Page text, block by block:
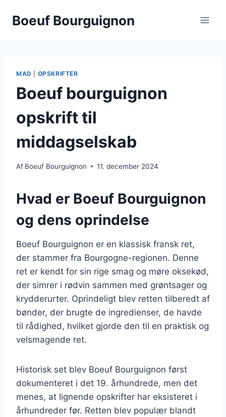
Boeuf Bourguignon
MAD OPSKRIFTER
Boeuf bourguignon
opskrift til
middagselskab
Af Boeuf Bourguignon 11. december 2024
Hvad er Boeuf Bourguignon
og dens oprindelse
Boeuf Bourguignon er en klassisk fransk ret,
der stammer fra Bourgogne-regionen. Denne
ret er kendt for sin rige smag og møre oksekød,
der simrer i rødvin sammen med grøntsager og
krydderurter. Oprindeligt blev retten tilberedt af
bønder, der brugte de ingredienser, de havde
til rådighed, hvilket gjorde den til en praktisk og
velsmagende ret.
Historisk set blev Boeuf Bourguignon først
dokumenteret i det 19. århundrede, men det
menes, at lignende opskrifter har eksisteret i
århundreder før. Retten blev populær blandt